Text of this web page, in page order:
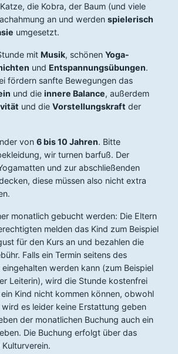
die Kobra, der Baum (und viele
an und werden spielerisch
umgesetzt.
mit Musik, schönen Yoga-
und Entspannungsübungen.
fördern sanfte Bewegungen das
und die innere Balance, außerdem
und die Vorstellungskraft der
von 6 bis 10 Jahren. Bitte
wir turnen barfuß. Der
und zur abschließenden
diese müssen also nicht extra
monatlich gebucht werden: Die Eltern
melden das Kind zum Beispiel
für den Kurs an und bezahlen die
Falls ein Termin seitens des
werden kann (zum Beispiel
Leiterin), wird die Stunde kostenfrei
Kind nicht kommen können, obwohl
es leider keine Erstattung geben
der monatlichen Buchung auch ein
Die Buchung erfolgt über das